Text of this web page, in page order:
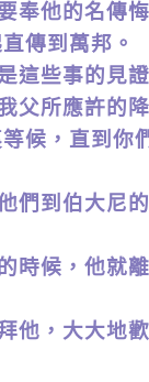
奉他的名傳
傳到萬邦。
這些事的見證
父所應許的
候，直到你
們到伯大尼
時候，他就
他，大大地